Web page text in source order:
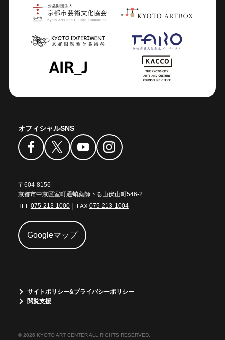
オフィシャルSNS
〒604-8156
京都市中京区室町通蛸薬師下る山伏山町546-2
TEL:075-213-1000│ FAX:075-213-1004
Googleマップ
サイトポリシー&プライバシーポリシー
閲覧支援
© 2026 KYOTO ART CENTER ALL RIGHTS RESERVED.